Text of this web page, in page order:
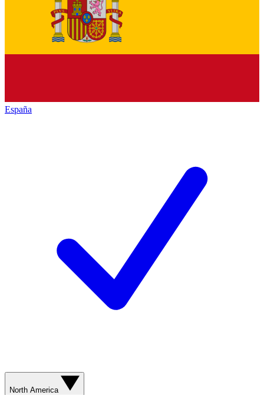
España
North America